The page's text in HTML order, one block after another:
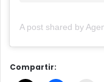
Compartir: